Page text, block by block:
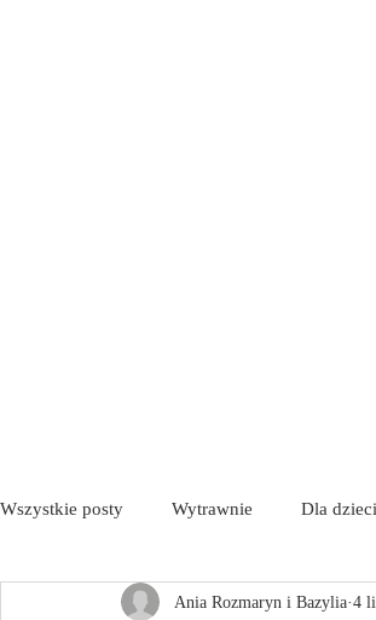
Wszystkie posty Wytrawnie Dla dzieci
Tapas / Antipasti Zupy
Ania Rozmaryn i Bazylia 4